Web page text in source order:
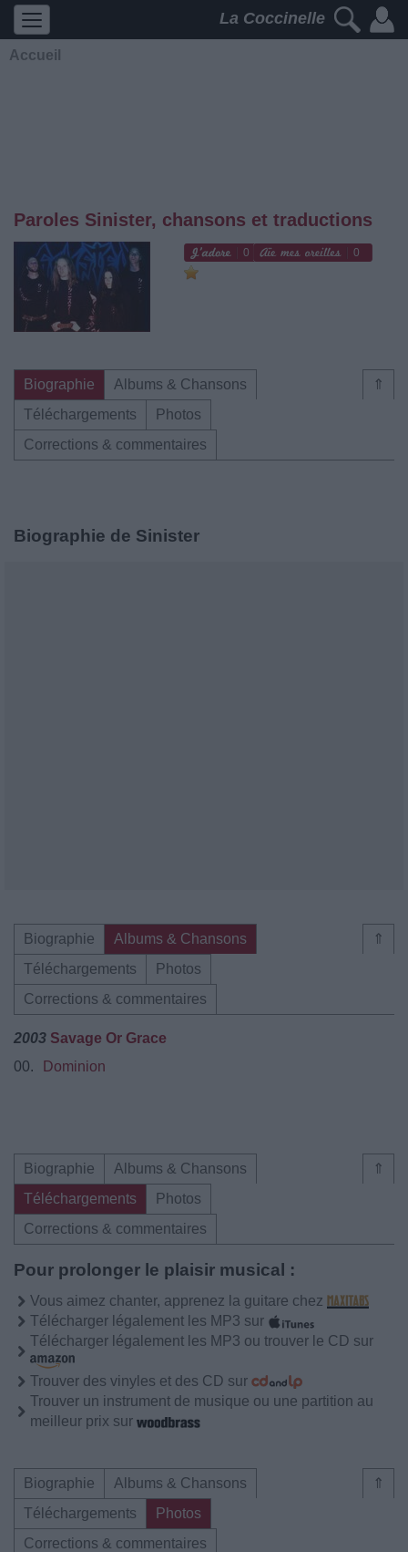
La Coccinelle
Accueil
Paroles Sinister, chansons et traductions
0 0
⇑
Biographie
Albums & Chansons
Téléchargements
Photos
Corrections & commentaires
Biographie de Sinister
⇑
Biographie
Albums & Chansons
Téléchargements
Photos
Corrections & commentaires
2003 Savage Or Grace
00.
Dominion
⇑
Biographie
Albums & Chansons
Téléchargements
Photos
Corrections & commentaires
Pour prolonger le plaisir musical :
Vous aimez chanter, apprenez la guitare chez
Télécharger légalement les MP3 sur
Télécharger légalement les MP3 ou trouver le CD sur
Trouver des vinyles et des CD sur
Trouver un instrument de musique ou une partition au
meilleur prix sur
⇑
Biographie
Albums & Chansons
Téléchargements
Photos
Corrections & commentaires